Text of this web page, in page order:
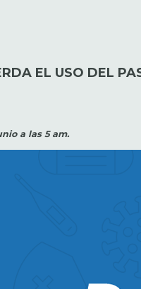
EL USO DEL
a las 5 am.